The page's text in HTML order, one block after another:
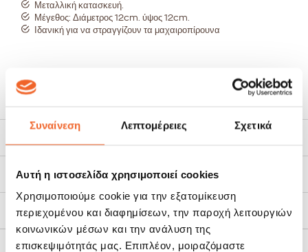
Συναίνεση Λεπτομέρειες Σχετικά
Αυτή η ιστοσελίδα χρησιμοποιεί cookies
Χρησιμοποιούμε cookie για την εξατομίκευση
περιεχομένου και διαφημίσεων, την παροχή λειτουργιών
κοινωνικών μέσων και την ανάλυση της
επισκεψιμότητάς μας. Επιπλέον, μοιραζόμαστε
Μεταλλική κατασκευή.
Μέγεθος: Διάμετρος 12cm. ύψος 12cm.
Ιδανική για να στραγγίζουν τα μαχαιροπίρουνα
Τρόποι Αποστολής
Πολιτική Επιστροφών